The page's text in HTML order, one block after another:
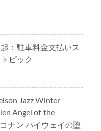
：駐車料金支払いス
ピック
Jazz Winter
Angel of the
ナン ハイウェイの堕